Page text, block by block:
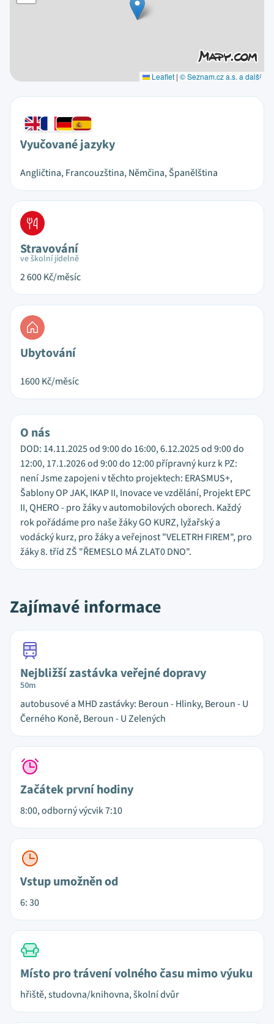
Leaflet | © Seznam.cz a.s. a další
Vyučované jazyky
Angličtina, Francouzština, Němčina, Španělština
Stravování
ve školní jídelně
2 600Kč/měsíc
Ubytování
1600Kč/měsíc
O nás
DOD: 14.11.2025 od 9:00 do 16:00, 6.12.2025 od 9:00 do
12:00, 17.1.2026 od 9:00 do 12:00 přípravný kurz k PZ:
není Jsme zapojeni v těchto projektech: ERASMUS+,
Šablony OP JAK, IKAP II, Inovace ve vzdělání, Projekt EPC
II, QHERO - pro žáky v automobilových oborech. Každý
rok pořádáme pro naše žáky GO KURZ, lyžařský a
vodácký kurz, pro žáky a veřejnost "VELETRH FIREM", pro
žáky 8. tříd ZŠ "ŘEMESLO MÁ ZLAT0 DNO".
Zajímavé informace
Nejbližší zastávka veřejné dopravy
50m
autobusové a MHD zastávky: Beroun - Hlinky, Beroun - U
Černého Koně, Beroun - U Zelených
Začátek první hodiny
8:00, odborný výcvik 7:10
Vstup umožněn od
6: 30
Místo pro trávení volného času mimo výuku
hřiště, studovna/knihovna, školní dvůr